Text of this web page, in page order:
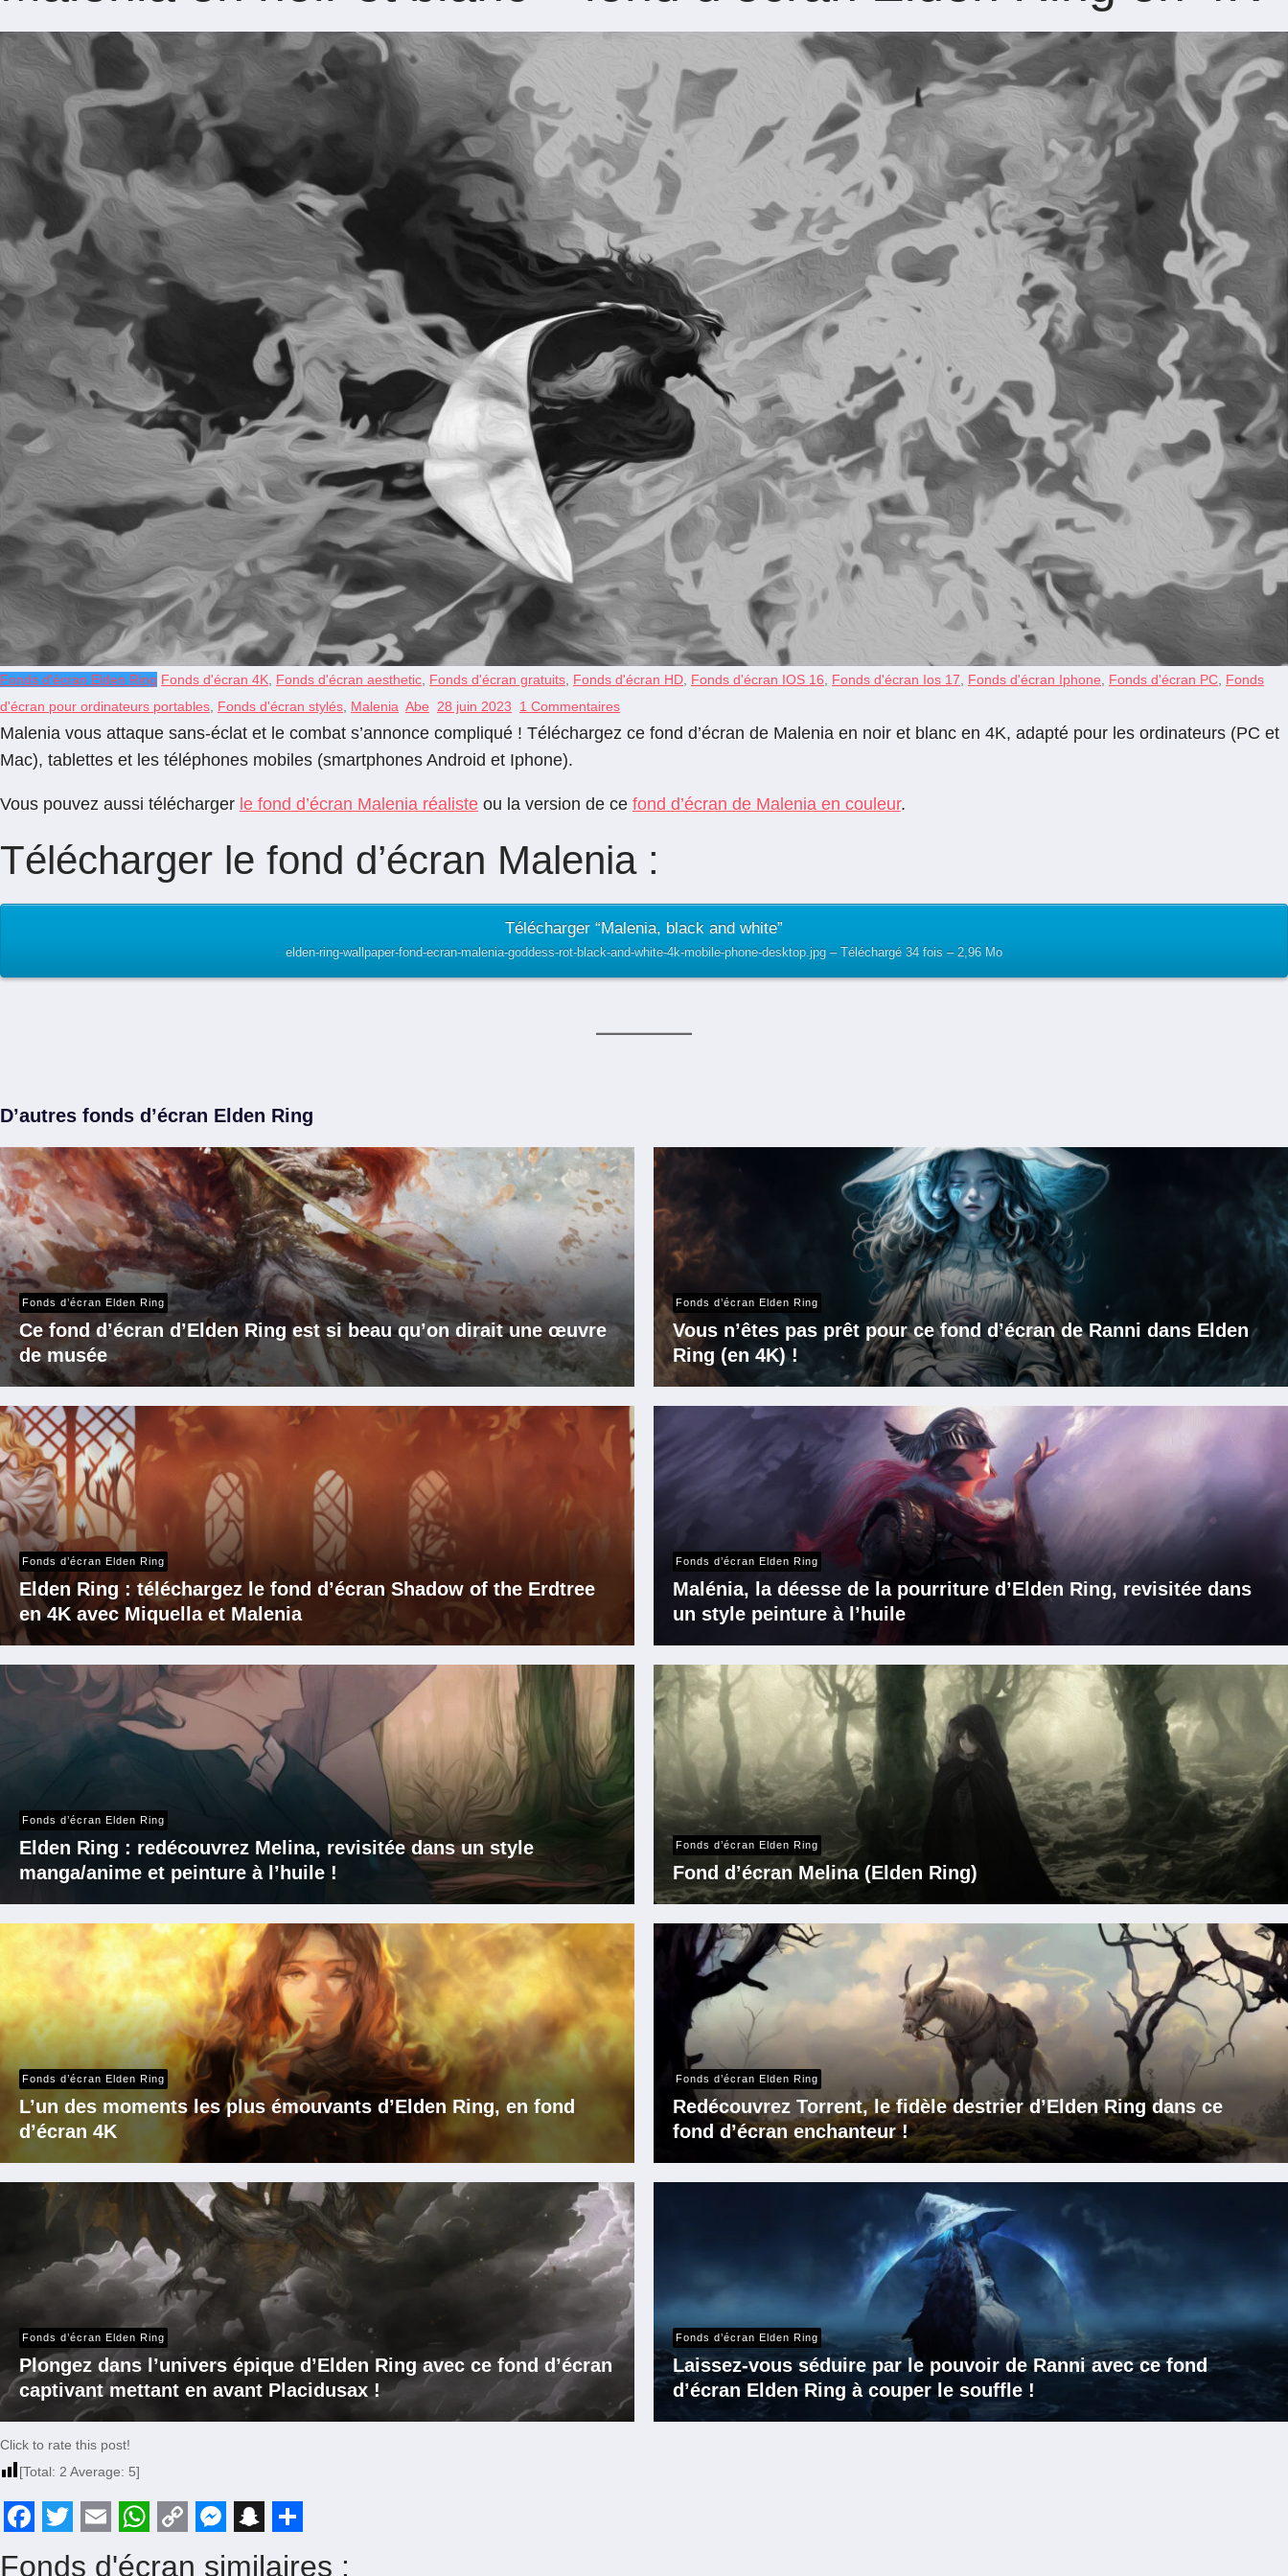
Fonds d'écran Elden Ring Fonds d'écran 4K Fonds d'écran aesthetic Fonds d'écran gratuits Fonds d'écran HD Fonds d'écran IOS 16 Fonds d'écran Ios 17 Fonds d'écran Iphone Fonds d'écran PC Fonds
d'écran pour ordinateurs portables Fonds d'écran stylés Malenia Abe 28 juin 2023 1 Commentaires
Malenia vous attaque sans-éclat et le combat s’annonce compliqué ! Téléchargez ce fond d’écran de Malenia en noir et blanc en 4K, adapté pour les ordinateurs (PC et
Mac), tablettes et les téléphones mobiles (smartphones Android et Iphone).
Vous pouvez aussi télécharger le fond d’écran Malenia réaliste ou la version de ce fond d’écran de Malenia en couleur.
Télécharger le fond d’écran Malenia :
Télécharger “Malenia, black and white”
elden-ring-wallpaper-fond-ecran-malenia-goddess-rot-black-and-white-4k-mobile-phone-desktop.jpg – Téléchargé 34 fois – 2,96 Mo
D’autres fonds d’écran Elden Ring
Fonds d’écran Elden Ring
Ce fond d’écran d’Elden Ring est si beau qu’on dirait une œuvre
de musée
Fonds d’écran Elden Ring
Vous n’êtes pas prêt pour ce fond d’écran de Ranni dans Elden
Ring (en 4K) !
Fonds d’écran Elden Ring
Elden Ring : téléchargez le fond d’écran Shadow of the Erdtree
en 4K avec Miquella et Malenia
Fonds d’écran Elden Ring
Malénia, la déesse de la pourriture d’Elden Ring, revisitée dans
un style peinture à l’huile
Fonds d’écran Elden Ring
Elden Ring : redécouvrez Melina, revisitée dans un style
manga/anime et peinture à l’huile !
Fonds d’écran Elden Ring
Fond d’écran Melina (Elden Ring)
Fonds d’écran Elden Ring
L’un des moments les plus émouvants d’Elden Ring, en fond
d’écran 4K
Fonds d’écran Elden Ring
Redécouvrez Torrent, le fidèle destrier d’Elden Ring dans ce
fond d’écran enchanteur !
Fonds d’écran Elden Ring
Plongez dans l’univers épique d’Elden Ring avec ce fond d’écran
captivant mettant en avant Placidusax !
Fonds d’écran Elden Ring
Laissez-vous séduire par le pouvoir de Ranni avec ce fond
d’écran Elden Ring à couper le souffle !
Click to rate this post!
[Total: 2 Average: 5]
F
W
S
Fonds d'écran similaires :